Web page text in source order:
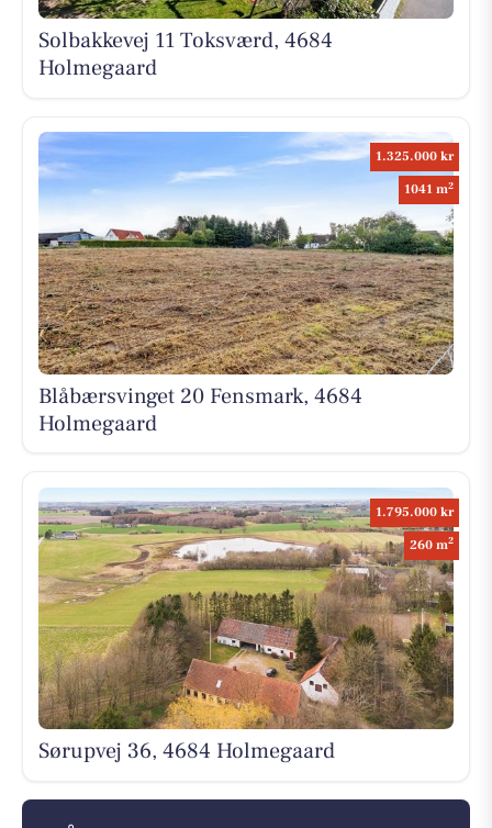
Solbakkevej 11 Toksværd, 4684
Holmegaard
1.325.000 kr
1041 m2
Blåbærsvinget 20 Fensmark, 4684
Holmegaard
1.795.000 kr
260 m2
Sørupvej 36, 4684 Holmegaard